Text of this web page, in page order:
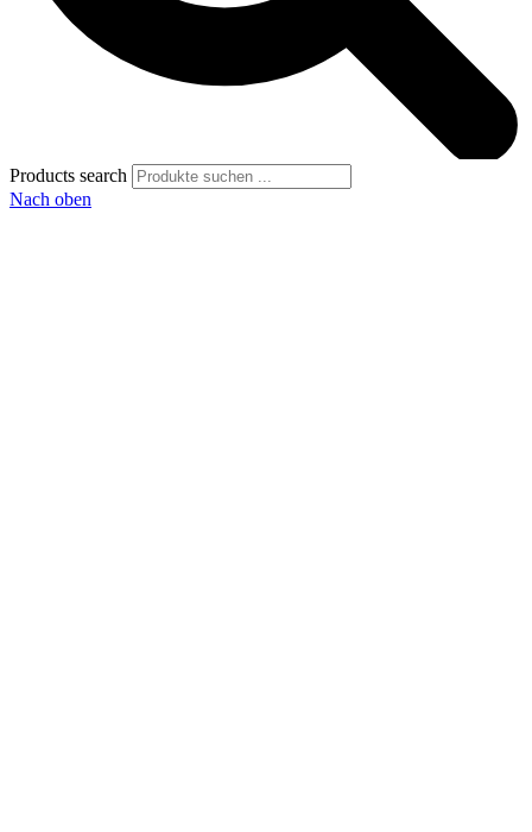
Products search
Nach oben